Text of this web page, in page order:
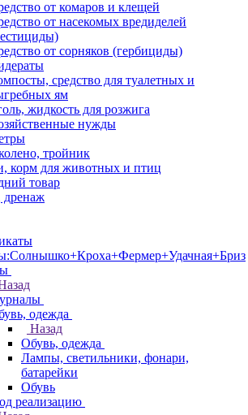
от комаров и клещей
от насекомых вредиделей
от сорняков (гербициды)
средство для туалетных и
ям
жидкость для розжига
нужды
тройник
корм для животных и птиц
товар
дренаж
одежда
Назад
Обувь, одежда
Лампы, светильники, фонари,
батарейки
Обувь
реализацию